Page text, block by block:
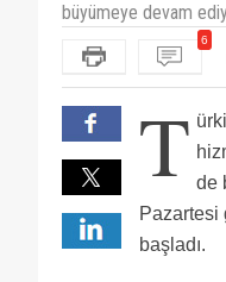
büyümeye devam
6
T de
Pazartesi
başladı.